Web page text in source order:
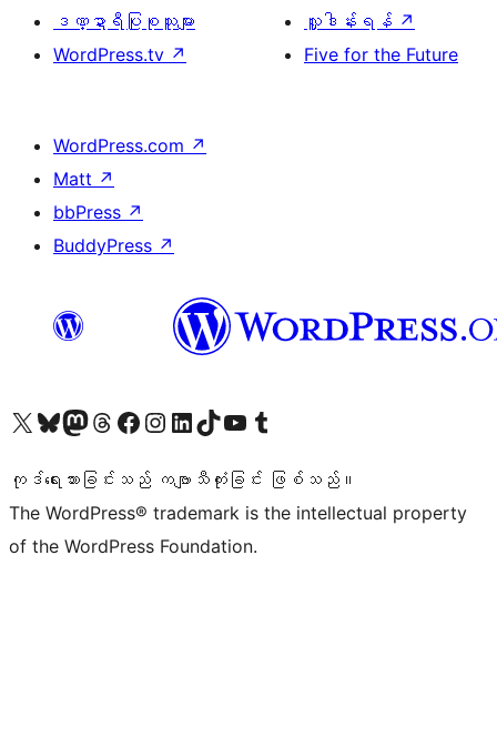
ဒဏ္ဍာရီပြုစုသူများ
WordPress.tv ↗
လှူဒါန်းရန် ↗
Five for the Future
WordPress.com ↗
Matt ↗
bbPress ↗
BuddyPress ↗
ကျွန်ုပ်တို့၏ X (ယခင် Twitter) အကောင့်သို့ သွားရောက်ကြည့်ရှုပါကျွန်ုပ်တို့၏ Bluesky အကောင့်သို့ ဝင်ရောက်ကြည့်ရှုရန်
ကျွန်ုပ်တို့၏ Mastodon အကောင့်သို့ သွားရောက်ကြည့်ရှုပါကျွန်ုပ်တို့၏ Threads အကောင့်သို့ ဝင်ရောက်ကြည့်ရှုရန်
ကျွန်ုပ်တို့၏ Facebook စာမျက်နှာသို့ သွားရောက်ကြည့်ရှုပါကျွန်ုပ်တို့၏ Instagram အကောင့်သို့ သွားရောက်ကြည့်ရှုပါ ကျွန်ုပ်တို့၏ LinkedIn အကောင့်သို့ သွားရောက်ကြည့်ရှုပါကျွန်ုပ်တို့၏ TikTok အကောင့်သို့ ဝင်ရောက်ကြည့်ရှုရန်
ကျွန်ုပ်တို့၏ YouTube ချန်နယ်သို့ သွားရောက်ကြည့်ရှုပါ ကျွန်ုပ်တို့၏ Tumblr အကောင့်သို့ ဝင်ရောက်ကြည့်ရှုရန်
ကုဒ်ရေးသားခြင်းသည် ကဗျာသီကုံးခြင်း ဖြစ်သည်။
The WordPress® trademark is the intellectual property
of the WordPress Foundation.